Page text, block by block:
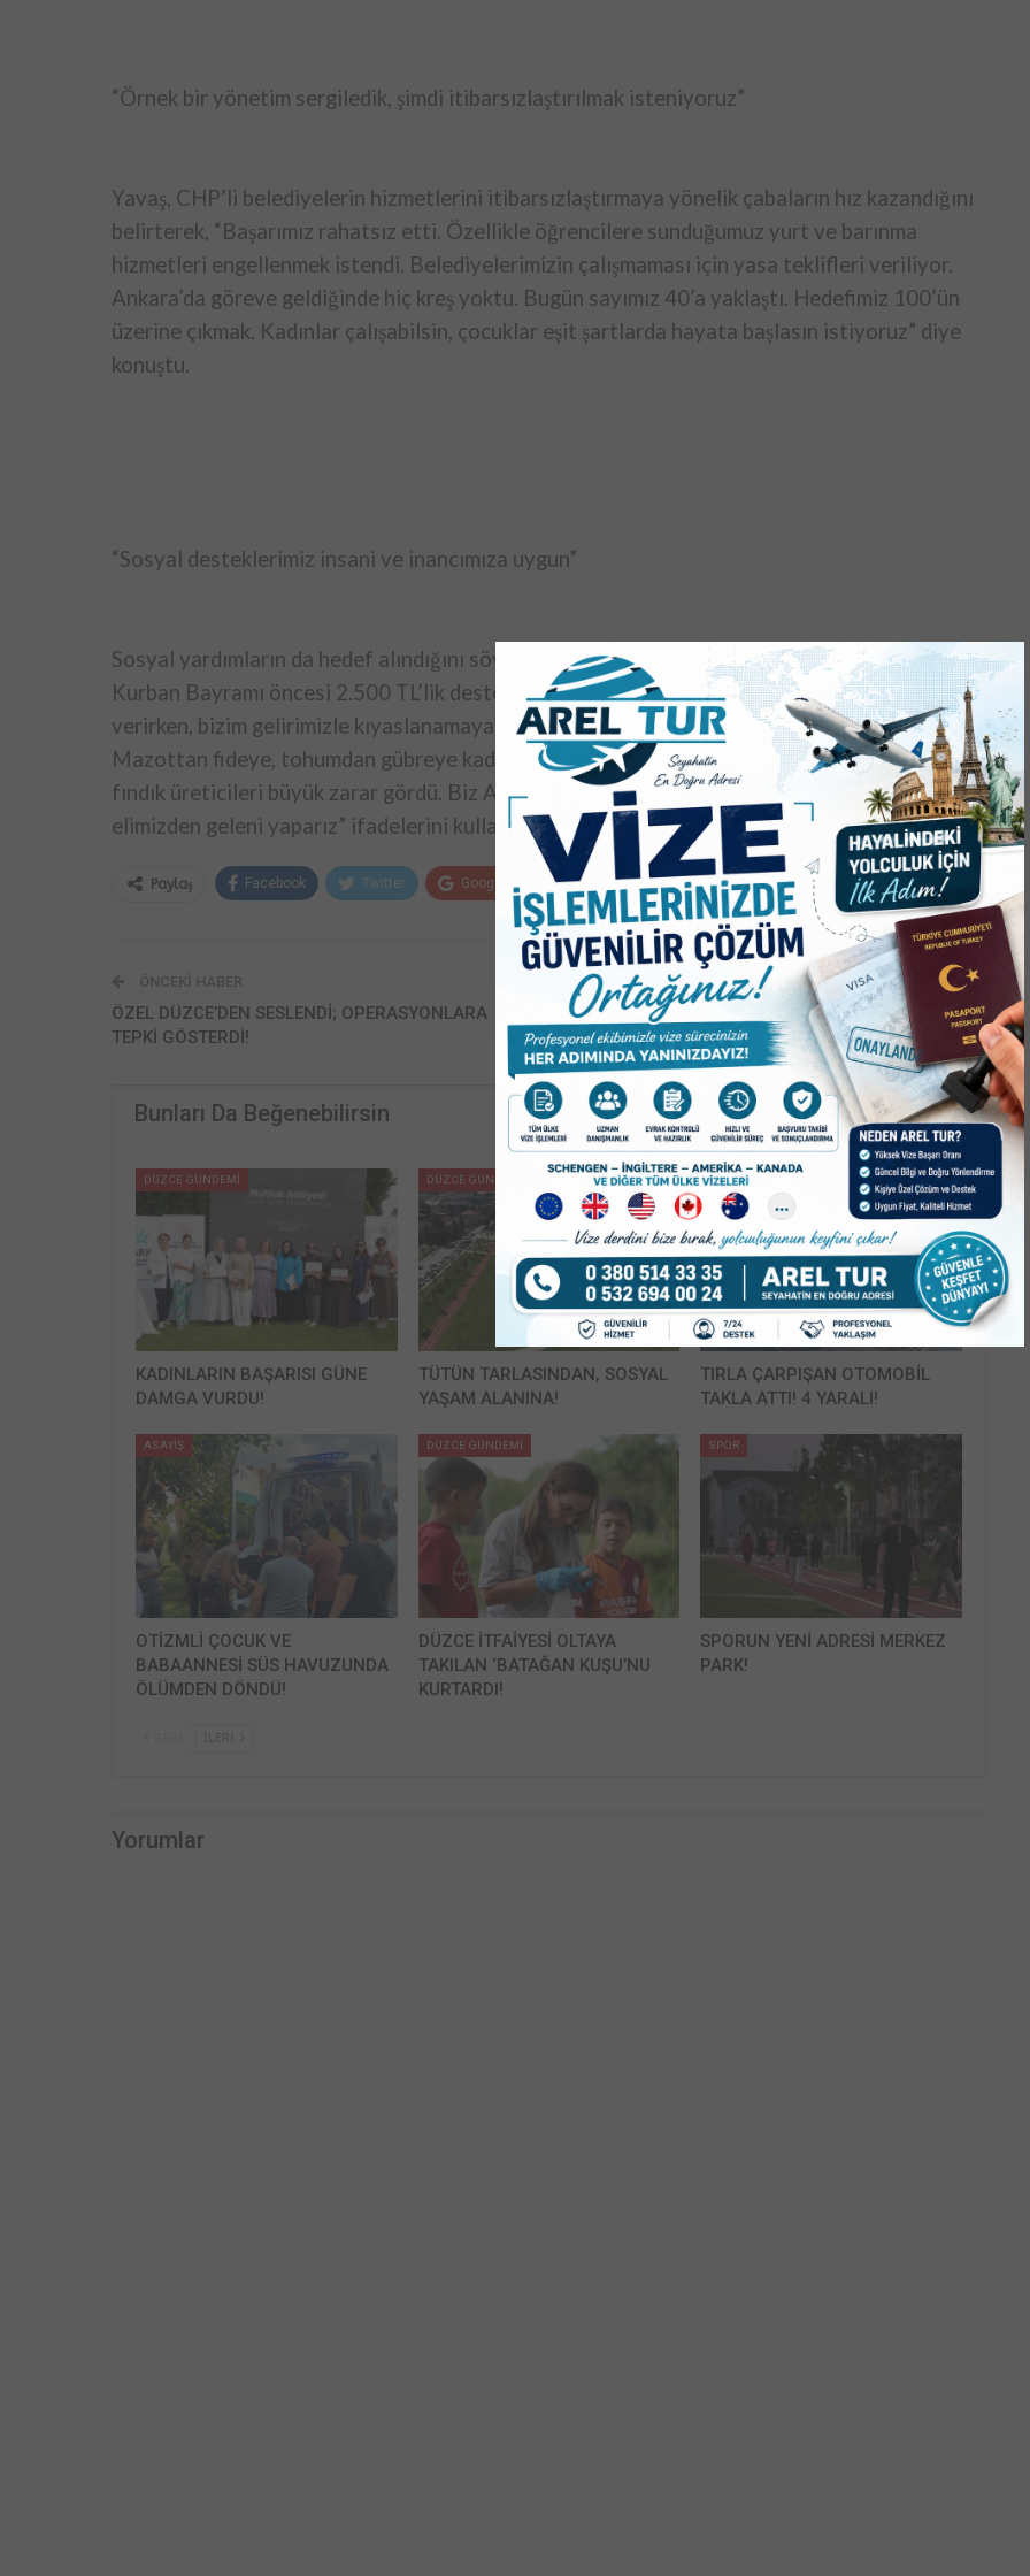
“Örnek bir yönetim sergiledik, şimdi itibarsızlaştırılmak isteniyoruz”
Yavaş, CHP’li belediyelerin hizmetlerini itibarsızlaştırmaya yönelik çabaların hız kazandığını
belirterek, “Başarımız rahatsız etti. Özellikle öğrencilere sunduğumuz yurt ve barınma
hizmetleri engellenmek istendi. Belediyelerimizin çalışmaması için yasa teklifleri veriliyor.
Ankara’da göreve geldiğinde hiç kreş yoktu. Bugün sayımız 40’a yaklaştı. Hedefimiz 100’ün
üzerine çıkmak. Kadınlar çalışabilsin, çocuklar eşit şartlarda hayata başlasın istiyoruz” diye
konuştu.
“Sosyal desteklerimiz insani ve inancımıza uygun”
Sosyal yardımların da hedef alındığını söyleyen Yavaş, Ankara’da 210 bin dar gelirli aileye
Kurban Bayramı öncesi 2.500 TL’lik destek verdiklerini duyurdu. “Hükümet emekliye 4 bin TL
verirken, bizim gelirimizle kıyaslanamayacak bir bütçeyle biz daha fazlasını yapıyoruz.
Mazottan fideye, tohumdan gübreye kadar geniş bir destek programı uyguluyoruz. Düzce’de
fındık üreticileri büyük zarar gördü. Biz Ankara’da nasıl destek oluyorsak, burada da
elimizden geleni yaparız” ifadelerini kullandı.
0 Comments
1.287
Paylaş Facebook Twitter Google+ ReddIt
ÖNCEKI HABER
ÖZEL DÜZCE’DEN SESLENDİ; OPERASYONLARA
TEPKİ GÖSTERDİ!
SONRAKI HABER
MİNİKLER HÜNERLERİNİ SERGİLEDİ!
Bunları Da Beğenebilirsin
DÜZCE GÜNDEMİ
KADINLARIN BAŞARISI GÜNE
DAMGA VURDU!
DÜZCE GÜNDEMİ
TÜTÜN TARLASINDAN, SOSYAL
YAŞAM ALANINA!
ASAYİŞ
TIRLA ÇARPIŞAN OTOMOBİL
TAKLA ATTI! 4 YARALI!
ASAYİŞ
OTİZMLİ ÇOCUK VE
BABAANNESİ SÜS HAVUZUNDA
ÖLÜMDEN DÖNDÜ!
DÜZCE GÜNDEMİ
DÜZCE İTFAİYESİ OLTAYA
TAKILAN ‘BATAĞAN KUŞU’NU
KURTARDI!
SPOR
SPORUN YENİ ADRESİ MERKEZ
PARK!
Yorumlar